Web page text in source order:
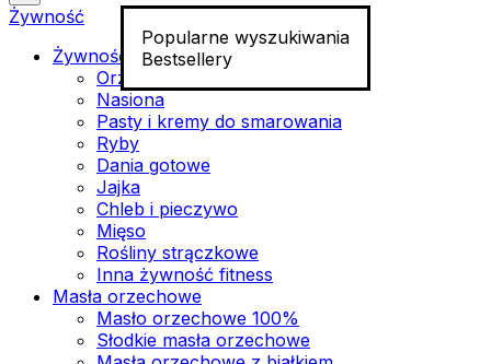
Popularne wyszukiwania
Bestsellery
Żywność
Żywność funkcjonalna
Orzechy
Nasiona
Pasty i kremy do smarowania
Ryby
Dania gotowe
Jajka
Chleb i pieczywo
Mięso
Rośliny strączkowe
Inna żywność fitness
Masła orzechowe
Masło orzechowe 100%
Słodkie masła orzechowe